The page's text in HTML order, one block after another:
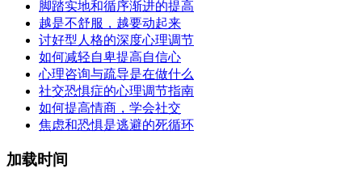
脚踏实地和循序渐进的提高
越是不舒服，越要动起来
讨好型人格的深度心理调节
如何减轻自卑提高自信心
心理咨询与疏导是在做什么
社交恐惧症的心理调节指南
如何提高情商，学会社交
焦虑和恐惧是逃避的死循环
加载时间